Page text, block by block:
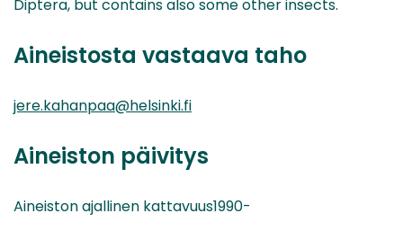
Diptera, but contains also some other insects.
Aineistosta vastaava taho
jere.kahanpaa@helsinki.fi
Aineiston päivitys
Aineiston ajallinen kattavuus1990-